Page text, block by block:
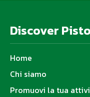
Discover
Home
Chi siamo
Promuovi la tua